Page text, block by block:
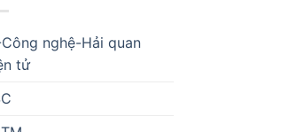
nghệ-Hải quan
tử